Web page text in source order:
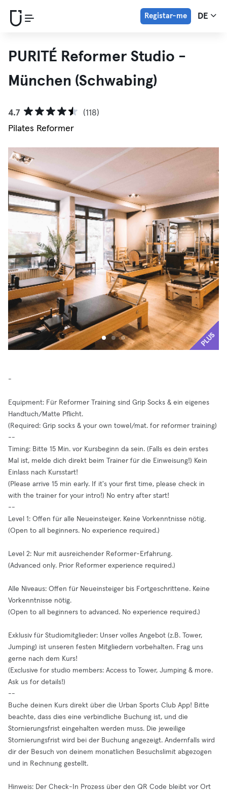
Registar-me DE
PURITÉ Reformer Studio -
München (Schwabing)
4.7
(118)
Pilates Reformer
PLUS
-
Equipment: Für Reformer Training sind Grip Socks & ein eigenes
Handtuch/Matte Pflicht.
(Required: Grip socks & your own towel/mat. for reformer training)
--
Timing: Bitte 15 Min. vor Kursbeginn da sein. (Falls es dein erstes
Mal ist, melde dich direkt beim Trainer für die Einweisung!) Kein
Einlass nach Kursstart!
(Please arrive 15 min early. If it's your first time, please check in
with the trainer for your intro!) No entry after start!
--
Level 1: Offen für alle Neueinsteiger. Keine Vorkenntnisse nötig.
(Open to all beginners. No experience required.)
Level 2: Nur mit ausreichender Reformer-Erfahrung.
(Advanced only. Prior Reformer experience required.)
Alle Niveaus: Offen für Neueinsteiger bis Fortgeschrittene. Keine
Vorkenntnisse nötig.
(Open to all beginners to advanced. No experience required.)
Exklusiv für Studiomitglieder: Unser volles Angebot (z.B. Tower,
Jumping) ist unseren festen Mitgliedern vorbehalten. Frag uns
gerne nach dem Kurs!
(Exclusive for studio members: Access to Tower, Jumping & more.
Ask us for details!)
--
Buche deinen Kurs direkt über die Urban Sports Club App! Bitte
beachte, dass dies eine verbindliche Buchung ist, und die
Stornierungsfrist eingehalten werden muss. Die jeweilige
Stornierungsfrist wird bei der Buchung angezeigt. Andernfalls wird
dir der Besuch von deinem monatlichen Besuchslimit abgezogen
und in Rechnung gestellt.
Hinweis: Der Check-In Prozess über den QR Code bleibt vor Ort